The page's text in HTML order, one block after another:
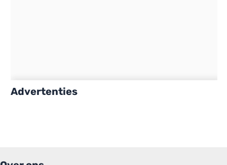
Advertenties